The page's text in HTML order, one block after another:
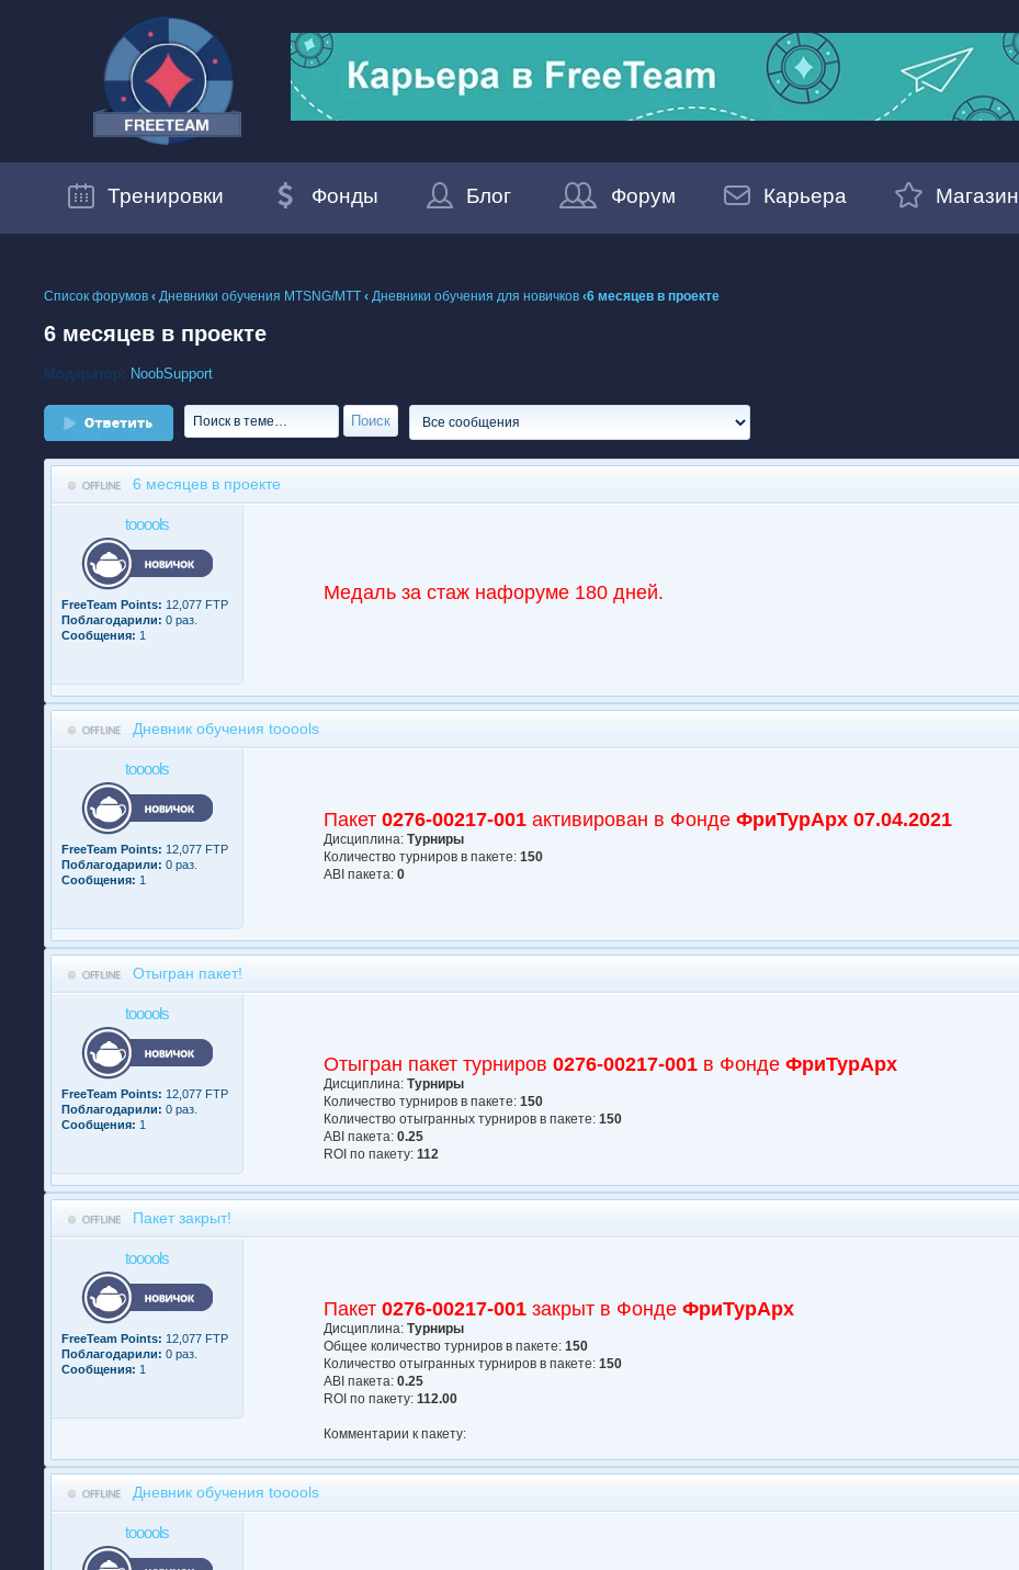
Тренировки Фонды Блог Форум Карьера Магазин
Список форумов ‹ Дневники обучения MTSNG/МТТ ‹ Дневники обучения для новичков ‹6 месяцев в проекте
6 месяцев в проекте
Модератор: NoobSupport
Ответить
6 месяцев в проекте
tooools
FreeTeam Points: 12,077 FTP
Поблагодарили: 0 раз.
Сообщения: 1
Медаль за стаж нафоруме 180 дней.
Дневник обучения tooools
tooools
FreeTeam Points: 12,077 FTP
Поблагодарили: 0 раз.
Сообщения: 1
Пакет0276-00217-001 активирован в ФондеФриТурАрх 07.04.2021
Дисциплина:Турниры
Количество турниров в пакете:150
АBI пакета:0
Отыгран пакет!
tooools
FreeTeam Points: 12,077 FTP
Поблагодарили: 0 раз.
Сообщения: 1
Отыгран пакет турниров0276-00217-001 в ФондеФриТурАрх
Дисциплина:Турниры
Количество турниров в пакете:150
Количество отыгранных турниров в пакете:150
АBI пакета:0.25
ROI по пакету:112
Пакет закрыт!
tooools
FreeTeam Points: 12,077 FTP
Поблагодарили: 0 раз.
Сообщения: 1
Пакет0276-00217-001 закрыт в ФондеФриТурАрх
Дисциплина:Турниры
Общее количество турниров в пакете:150
Количество отыгранных турниров в пакете:150
АBI пакета:0.25
ROI по пакету:112.00
Комментарии к пакету:
Дневник обучения tooools
tooools